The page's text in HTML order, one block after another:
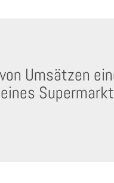
Umsätzen
eines